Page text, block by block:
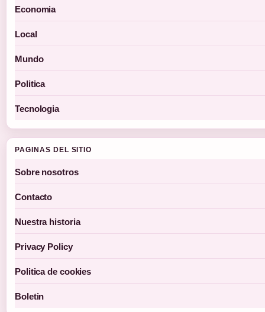
Economia
Local
Mundo
Politica
Tecnologia
PAGINAS DEL SITIO
Sobre nosotros
Contacto
Nuestra historia
Privacy Policy
Politica de cookies
Boletin